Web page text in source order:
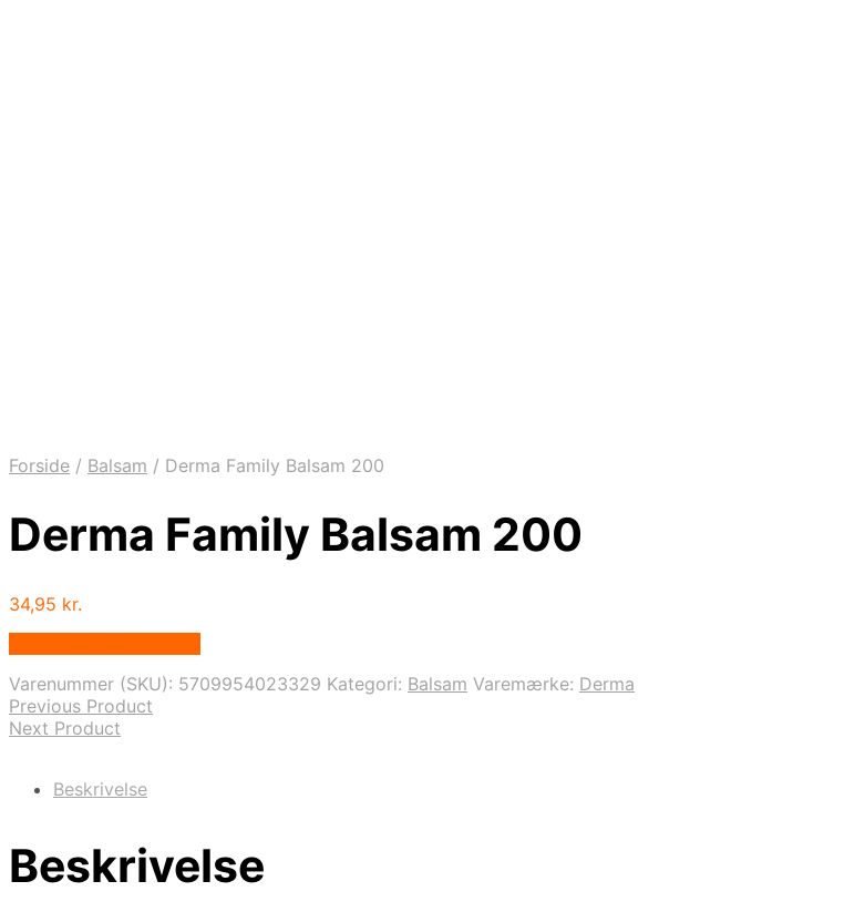
Forside / Balsam / Derma Family Balsam 200
Derma Family Balsam 200
34,95 kr.
Varenummer (SKU): 5709954023329 Kategori: Balsam Varemærke: Derma
Previous Product
Next Product
Beskrivelse
Beskrivelse